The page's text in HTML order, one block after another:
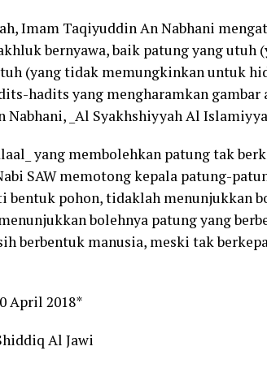
Imam Taqiyuddin An Nabhani
bernyawa, baik patung yang utuh
(yang tidak memungkinkan untuk
hadits yang mengharamkan gambar
Nabhani, _Al Syakhshiyyah Al
yang membolehkan patung tak
SAW memotong kepala patung-
bentuk pohon, tidaklah menunjukkan
bolehnya patung yang
berbentuk manusia, meski tak
April 2018*
Al Jawi